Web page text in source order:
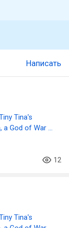
Написать
Tina's
а God of War и
12
Tina's